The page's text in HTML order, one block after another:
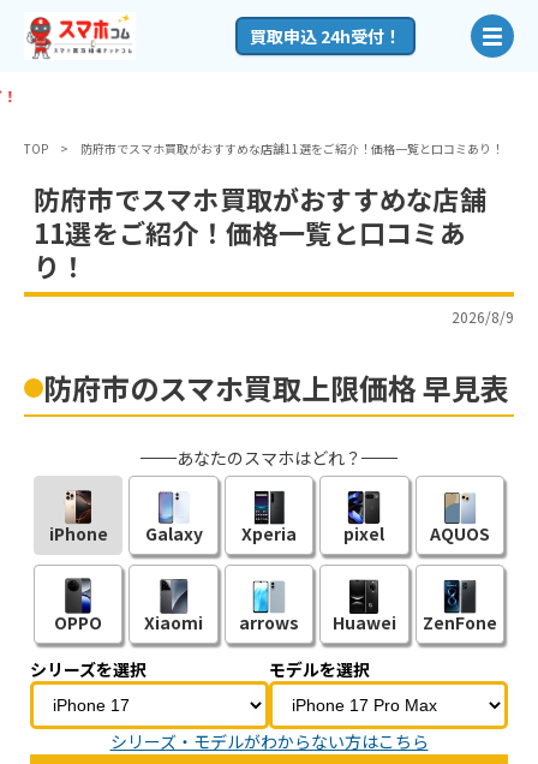
買取申込 24h受付！
TOP 防府市でスマホ買取がおすすめな店舗11選をご紹介！価格一覧と口コミあり！
防府市でスマホ買取がおすすめな店舗
11選をご紹介！価格一覧と口コミあ
り！
2026/8/9
防府市のスマホ買取上限価格 早見表
あなたのスマホはどれ？
iPhone Galaxy Xperia pixel AQUOS
OPPO Xiaomi arrows Huawei
ZenFone
シリーズを選択
モデルを選択
シリーズ・モデルがわからない方はこちら